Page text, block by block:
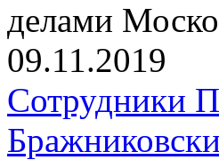
делами
09.11.2019
Сотрудники